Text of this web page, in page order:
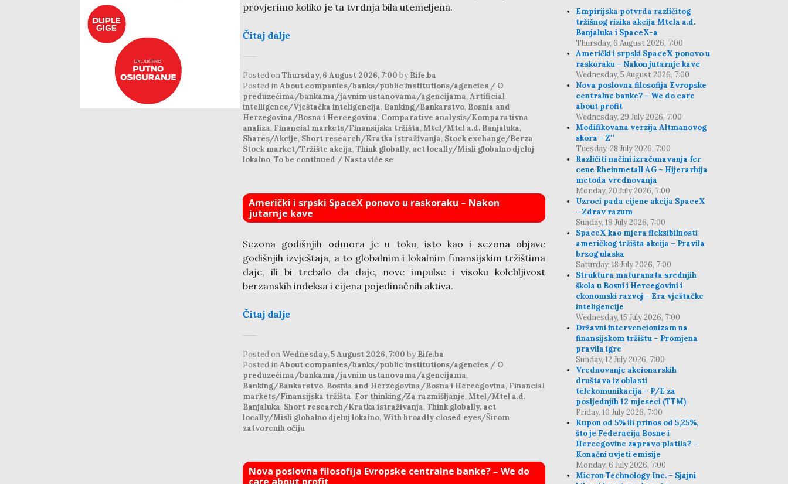
provjerimo koliko je ta tvrdnja bila utemeljena.
Čitaj dalje
Posted onThursday, 6 August 2026, 7:00 by Bife.ba
Posted inAbout companies/banks/public institutions/agencies / O
preduzećima/bankama/javnim ustanovama/agencijama, Artificial
intelligence/Vještačka inteligencija, Banking/Bankarstvo, Bosnia and
Herzegovina/Bosna i Hercegovina, Comparative analysis/Komparativna
analiza, Financial markets/Finansijska tržišta, Mtel/Mtel a.d. Banjaluka,
Shares/Akcije, Short research/Kratka istraživanja, Stock exchange/Berza,
Stock market/Tržište akcija, Think globally, act locally/Misli globalno djeluj
lokalno, To be continued / Nastaviće se
Američki i srpski SpaceX ponovo u raskoraku – Nakon
jutarnje kave
Sezona godišnjih odmora je u toku, isto kao i sezona objave
godišnjih izvještaja, a to globalnim i lokalnim finansijskim tržištima
daje, ili bi trebalo da daje, nove impulse i visoku kolebljivost
berzanskih indeksa i cijena pojedinačnih aktiva.
Čitaj dalje
Posted on Wednesday, 5 August 2026, 7:00 by Bife.ba
Posted inAbout companies/banks/public institutions/agencies / O
preduzećima/bankama/javnim ustanovama/agencijama,
Banking/Bankarstvo, Bosnia and Herzegovina/Bosna i Hercegovina, Financial
markets/Finansijska tržišta, For thinking/Za razmišljanje, Mtel/Mtel a.d.
Banjaluka, Short research/Kratka istraživanja, Think globally, act
locally/Misli globalno djeluj lokalno, With broadly closed eyes/Širom
zatvorenih očiju
Nova poslovna filosofija Evropske centralne banke? – We do
Empirijska potvrda različitog
tržišnog rizika akcija Mtela a.d.
Banjaluka i SpaceX-a
Thursday, 6 August 2026, 7:00
Američki i srpski SpaceX ponovo u
raskoraku – Nakon jutarnje kave
Wednesday, 5 August 2026, 7:00
Nova poslovna filosofija Evropske
centralne banke? – We do care
about profit
Wednesday, 29 July 2026, 7:00
Modifikovana verzija Altmanovog
skora – Z′′
Tuesday, 28 July 2026, 7:00
Različiti načini izračunavanja fer
cene Rheinmetall AG – Hijerarhija
metoda vrednovanja
Monday, 20 July 2026, 7:00
Uzroci pada cijene akcija SpaceX
– Zdrav razum
Sunday, 19 July 2026, 7:00
SpaceX kao mjera fleksibilnosti
američkog tržišta akcija – Pravila
brzog ulaska
Saturday, 18 July 2026, 7:00
Struktura maturanata srednjih
škola u Bosni i Hercegovini i
ekonomski razvoj – Era vještačke
inteligencije
Wednesday, 15 July 2026, 7:00
Državni intervencionizam na
finansijskom tržištu – Promjena
pravila igre
Sunday, 12 July 2026, 7:00
Vrednovanje akcionarskih
društava iz oblasti
telekomunikacija – P/E za
posljednjih 12 mjeseci (TTM)
Friday, 10 July 2026, 7:00
Kupon od 5% ili prinos od 5,25%,
što je Federacija Bosne i
Hercegovine zapravo platila? –
Konačni uvjeti emisije
Monday, 6 July 2026, 7:00
Micron Technology Inc. – Sjajni